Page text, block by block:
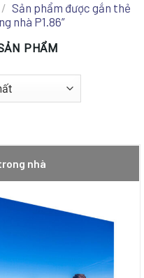
/ Sản phẩm được gắn thẻ
nhà P1.86”
PHẨM
nhà